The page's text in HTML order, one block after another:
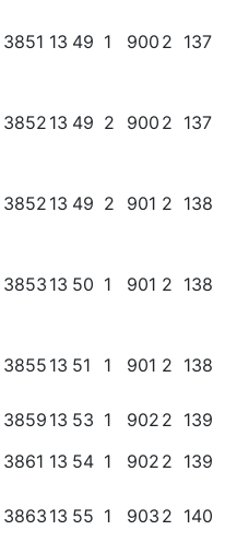
3851 13 49 1 900 2 137
3852 13 49 2 900 2 137
3852 13 49 2 901 2 138
3853 13 50 1 901 2 138
3855 13 51 1 901 2 138
3859 13 53 1 902 2 139
3861 13 54 1 902 2 139
3863 13 55 1 903 2 140